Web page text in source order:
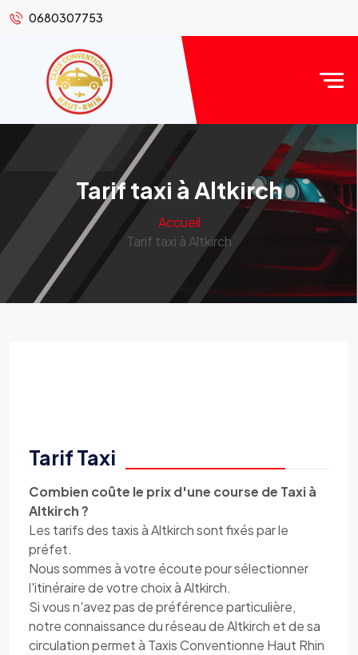
0680307753
Tarif taxi à Altkirch
Accueil
Tarif taxi à Altkirch
Tarif Taxi
Combien coûte le prix d'une course de Taxi à
Altkirch ?
Les tarifs des taxis à Altkirch sont fixés par le
préfet.
Nous sommes à votre écoute pour sélectionner
l'itinéraire de votre choix à Altkirch.
Si vous n'avez pas de préférence particulière,
notre connaissance du réseau de Altkirch et de sa
circulation permet à Taxis Conventionne Haut Rhin